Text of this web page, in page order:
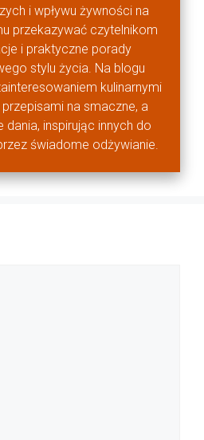
i wpływu żywności na
przekazywać czytelnikom
i praktyczne porady
stylu życia. Na blogu
kulinarnymi
na smaczne, a
inspirując innych do
świadome odżywianie.